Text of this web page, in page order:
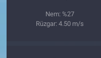
Nem: %27
Rüzgar: 4.50 m/s